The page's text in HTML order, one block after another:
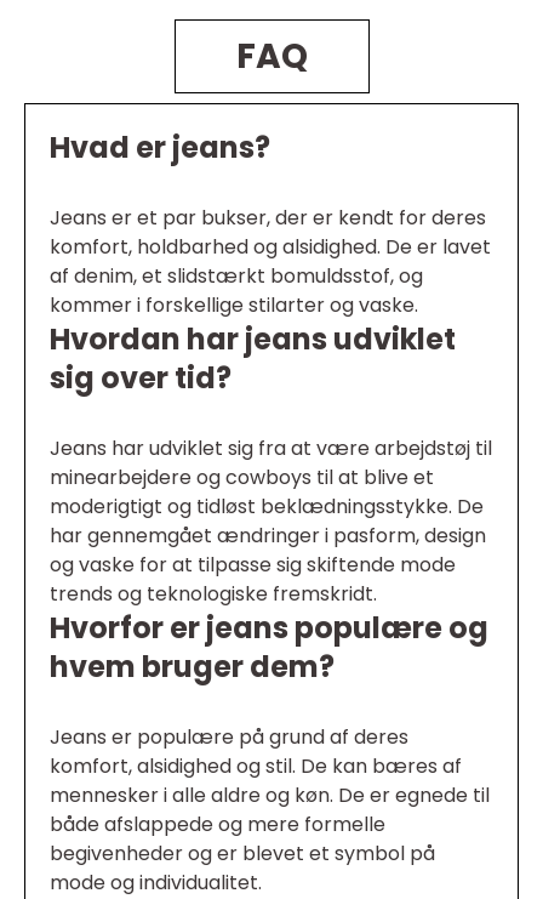
FAQ
Hvad er jeans?
Jeans er et par bukser, der er kendt for deres
komfort, holdbarhed og alsidighed. De er lavet
af denim, et slidstærkt bomuldsstof, og
kommer i forskellige stilarter og vaske.
Hvordan har jeans udviklet
sig over tid?
Jeans har udviklet sig fra at være arbejdstøj til
minearbejdere og cowboys til at blive et
moderigtigt og tidløst beklædningsstykke. De
har gennemgået ændringer i pasform, design
og vaske for at tilpasse sig skiftende mode
trends og teknologiske fremskridt.
Hvorfor er jeans populære og
hvem bruger dem?
Jeans er populære på grund af deres
komfort, alsidighed og stil. De kan bæres af
mennesker i alle aldre og køn. De er egnede til
både afslappede og mere formelle
begivenheder og er blevet et symbol på
mode og individualitet.